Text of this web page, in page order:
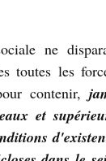
ne
toutes les
contenir,
et